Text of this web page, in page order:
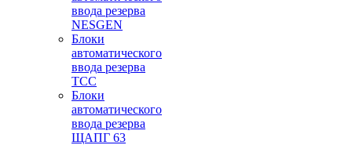
ввода резерва
NESGEN
Блоки
автоматического
ввода резерва
ТСС
Блоки
автоматического
ввода резерва
ЩАПГ 63